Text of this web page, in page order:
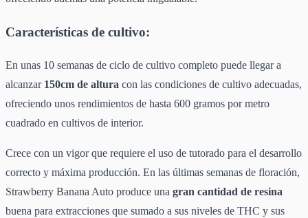
Características de cultivo:
En unas 10 semanas de ciclo de cultivo completo puede llegar a
alcanzar 150cm de altura con las condiciones de cultivo adecuadas,
ofreciendo unos rendimientos de hasta 600 gramos por metro
cuadrado en cultivos de interior.
Crece con un vigor que requiere el uso de tutorado para el desarrollo
correcto y máxima producción. En las últimas semanas de floración,
Strawberry Banana Auto produce una gran cantidad de resina
buena para extracciones que sumado a sus niveles de THC y sus